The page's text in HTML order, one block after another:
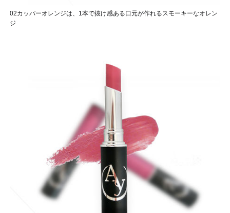
02カッパーオレンジは、1本で抜け感ある口元が作れるスモーキーなオレン
ジ